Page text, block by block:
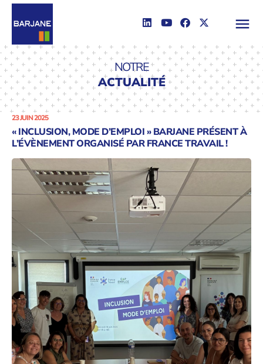
NOTRE
ACTUALITÉ
23 JUIN 2025
« INCLUSION, MODE D’EMPLOI » BARJANE PRÉSENT À
L’ÉVÈNEMENT ORGANISÉ PAR FRANCE TRAVAIL !